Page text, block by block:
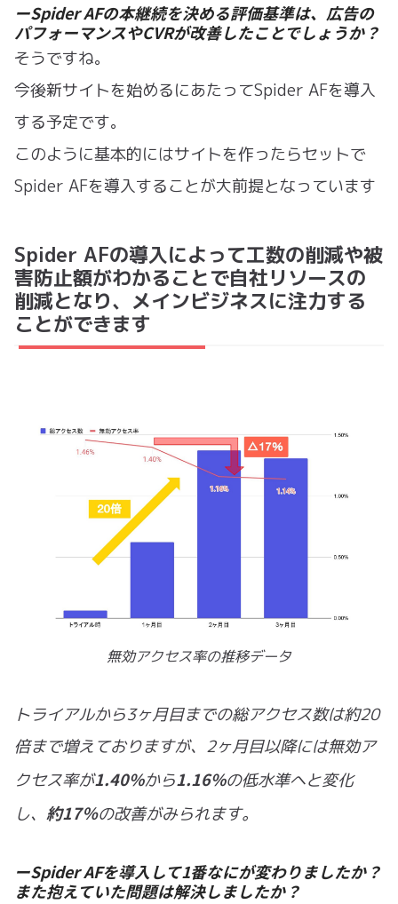
ーSpider AFの本継続を決める評価基準は、広告の
パフォーマンスやCVRが改善したことでしょうか？
そうですね。
今後新サイトを始めるにあたってSpider AFを導入
する予定です。
このように基本的にはサイトを作ったらセットで
Spider AFを導入することが大前提となっています
Spider AFの導入によって工数の削減や被
害防止額がわかることで自社リソースの
削減となり、メインビジネスに注力する
ことができます
無効アクセス率の推移データ
トライアルから3ヶ月目までの総アクセス数は約20
倍まで増えておりますが、2ヶ月目以降には無効ア
クセス率が1.40%から1.16%の低水準へと変化
し、 約17％の改善がみられます。
ーSpider AFを導入して1番なにが変わりましたか？
また抱えていた問題は解決しましたか？